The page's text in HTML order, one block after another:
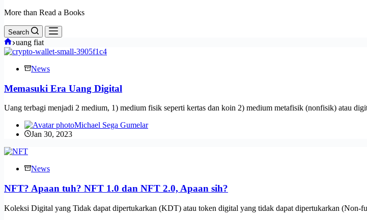
More than Read a Books
Search
Home
uang fiat
News
Memasuki Era Uang Digital
Uang terbagi menjadi 2 medium, 1) medium fisik seperti kertas dan koin 2) medium metafisik (nonfisik) atau
Michael Sega Gumelar
Jan 30, 2023
News
NFT? Apaan tuh? NFT 1.0 dan NFT 2.0, Apaan sih?
Koleksi Digital yang Tidak dapat dipertukarkan (KDT) atau token digital yang tidak dapat dipertukarkan (Non-